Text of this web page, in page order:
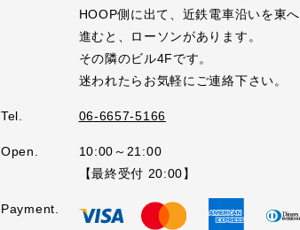
HOOP側に出て、近鉄電車沿いを東へ
進むと、ローソンがあります。
その隣のビル4Fです。
迷われたらお気軽にご連絡下さい。
Tel. 06-6657-5166
Open.
10:00～21:00
【最終受付 20:00】
Payment.